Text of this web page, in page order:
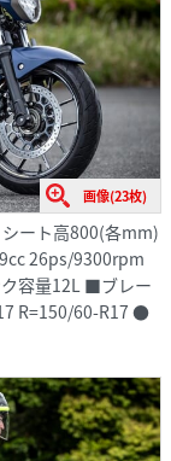
画像(23枚)
ート高800(各mm)
26ps/9300rpm
容量12L ■ブレー
R=150/60-R17 ●